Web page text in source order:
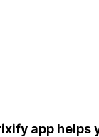
app helps